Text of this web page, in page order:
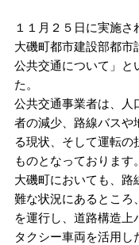
１１月２５日に実施
大磯町都市建設部都市
公共交通について」と
た。
公共交通事業者は、人
者の減少、路線バスや
る現状、そして運転
ものとなっております。
大磯町においても、路
難な状況にあるところ
を運行し、道路構造
タクシー車両を活用